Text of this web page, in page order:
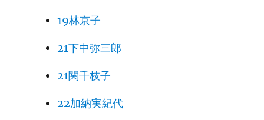
19林京子
21下中弥三郎
21関千枝子
22加納実紀代